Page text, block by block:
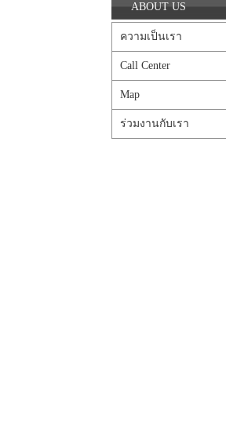
ABOUT US
ความเป็นเรา
Call Center
Map
ร่วมงานกับเรา